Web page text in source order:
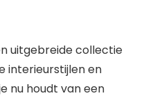
uitgebreide collectie
interieurstijlen en
nu houdt van een